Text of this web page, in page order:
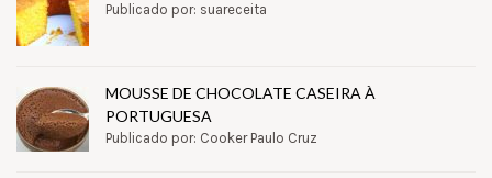
Publicado por: suareceita
MOUSSE DE CHOCOLATE CASEIRA À
PORTUGUESA
Publicado por: Cooker Paulo Cruz